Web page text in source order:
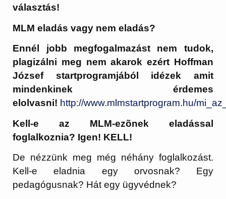
választás!
MLM eladás vagy nem eladás?
Ennél jobb megfogalmazást nem tudok,
plagizálni meg nem akarok ezért Hoffman
József startprogramjából idézek amit
mindenkinek érdemes
elolvasni! http://www.mlmstartprogram.hu/
Kell-e az MLM-ezõnek eladással
foglalkoznia? Igen! KELL!
De nézzünk meg még néhány foglalkozást.
Kell-e eladnia egy orvosnak? Egy
pedagógusnak? Hát egy ügyvédnek?